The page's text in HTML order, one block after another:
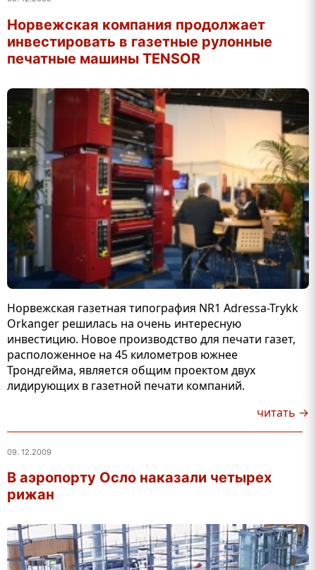
Норвежская компания продолжает
инвестировать в газетные рулонные
печатные машины TENSOR
Норвежская газетная типография NR1 Adressa-Trykk
Orkanger решилась на очень интересную
инвестицию. Новое производство для печати газет,
расположенное на 45 километров южнее
Трондгейма, является общим проектом двух
лидирующих в газетной печати компаний.
читать →
09. 12.2009
В аэропорту Осло наказали четырех
рижан